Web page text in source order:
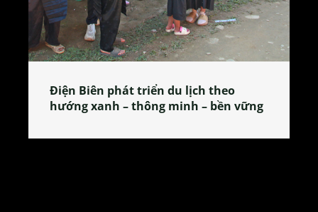
vững
Làng làm bánh tẻ Phú Nhi – nơi lan
tỏa đặc sản xứ Đoài